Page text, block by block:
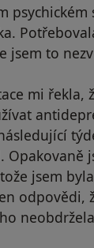
jsem to
mi řekla,
Opakovaně
jsem
odpovědi,